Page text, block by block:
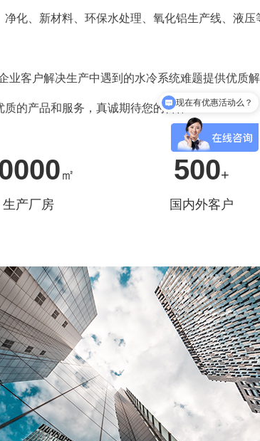
化、新材料、环保水处理、氧化铝生产线、液压
业客户解决生产中遇到的水冷系统难题提供优质
的产品和服务，真诚期待您的合作!
㎡
生产厂房
500+
国内外客户
现在有优惠活动么？